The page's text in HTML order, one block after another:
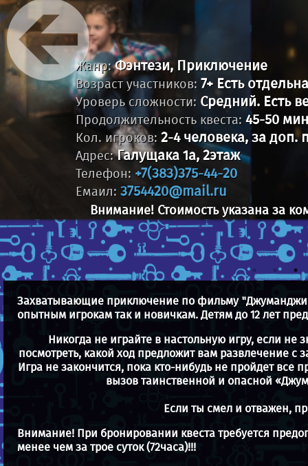
Жанр:Фэнтези, Приключение
Возраст участников: 7+ Есть
Уроверь сложности: Средний. Есть
Продолжительность квеста: 45-50
Кол. игроков: 2-4 человека, за доп.
Адрес:Галущака 1а, 2этаж
Телефон: +7(383)375-44-20
Емаил: 3754420@mail.ru
Внимание! Стоимость указана за
Захватывающие приключение по фильму
опытным игрокам так и новичкам. Детям до 12 лет
Никогда не играйте в настольную игру, если не
посмотреть, какой ход предложит вам развлечение
Игра не закончится, пока кто-нибудь не пройдет все
вызов таинственной и опасной
Если ты смел и отважен,
Внимание! При бронировании квеста требуется
менее чем за трое суток (72часа)!!!